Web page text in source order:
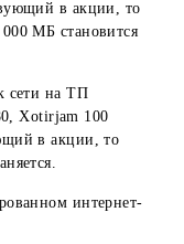
40, Xotirjam
80, Xotirjam 100
в акции,
000 МБ
к сети на ТП